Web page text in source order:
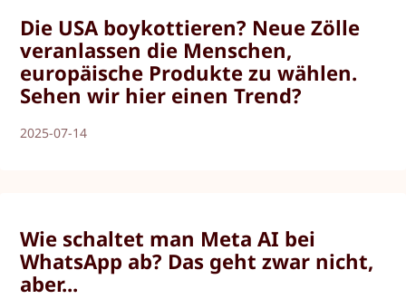
Die USA boykottieren? Neue Zölle
veranlassen die Menschen,
europäische Produkte zu wählen.
Sehen wir hier einen Trend?
2025-07-14
Wie schaltet man Meta AI bei
WhatsApp ab? Das geht zwar nicht,
aber...